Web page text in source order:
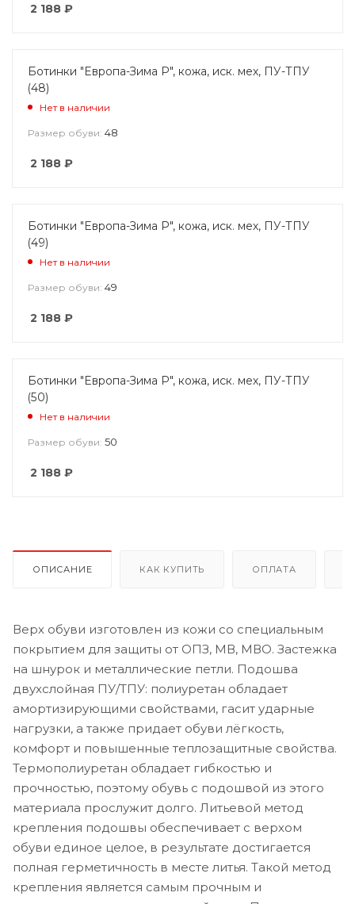
2 188 ₽
Ботинки "Европа-Зима Р", кожа, иск. мех, ПУ-ТПУ
(48)
Нет в наличии
Размер обуви: 48
2 188 ₽
Ботинки "Европа-Зима Р", кожа, иск. мех, ПУ-ТПУ
(49)
Нет в наличии
Размер обуви: 49
2 188 ₽
Ботинки "Европа-Зима Р", кожа, иск. мех, ПУ-ТПУ
(50)
Нет в наличии
Размер обуви: 50
2 188 ₽
ОПИСАНИЕ КАК КУПИТЬ ОПЛАТА
Верх обуви изготовлен из кожи со специальным
покрытием для защиты от ОПЗ, МВ, МВО. Застежка
на шнурок и металлические петли. Подошва
двухслойная ПУ/ТПУ: полиуретан обладает
амортизирующими свойствами, гасит ударные
нагрузки, а также придает обуви лёгкость,
комфорт и повышенные теплозащитные свойства.
Термополиуретан обладает гибкостью и
прочностью, поэтому обувь с подошвой из этого
материала прослужит долго. Литьевой метод
крепления подошвы обеспечивает с верхом
обуви единое целое, в результате достигается
полная герметичность в месте литья. Такой метод
крепления является самым прочным и